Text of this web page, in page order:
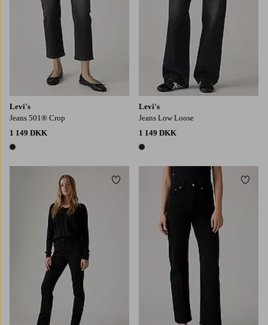
Levi's
Jeans 501® Crop
1 149 DKK
1 farve
Levi's
Jeans Low Loose
1 149 DKK
1 farve
Tilføj til favoritter